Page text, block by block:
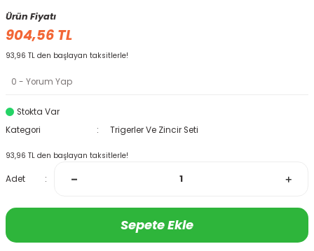
Ürün Fiyatı
904,56 TL
93,96 TL den başlayan taksitlerle!
0 - Yorum Yap
Stokta Var
Kategori
Trigerler Ve Zincir Seti
93,96 TL den başlayan taksitlerle!
Adet
Sepete Ekle